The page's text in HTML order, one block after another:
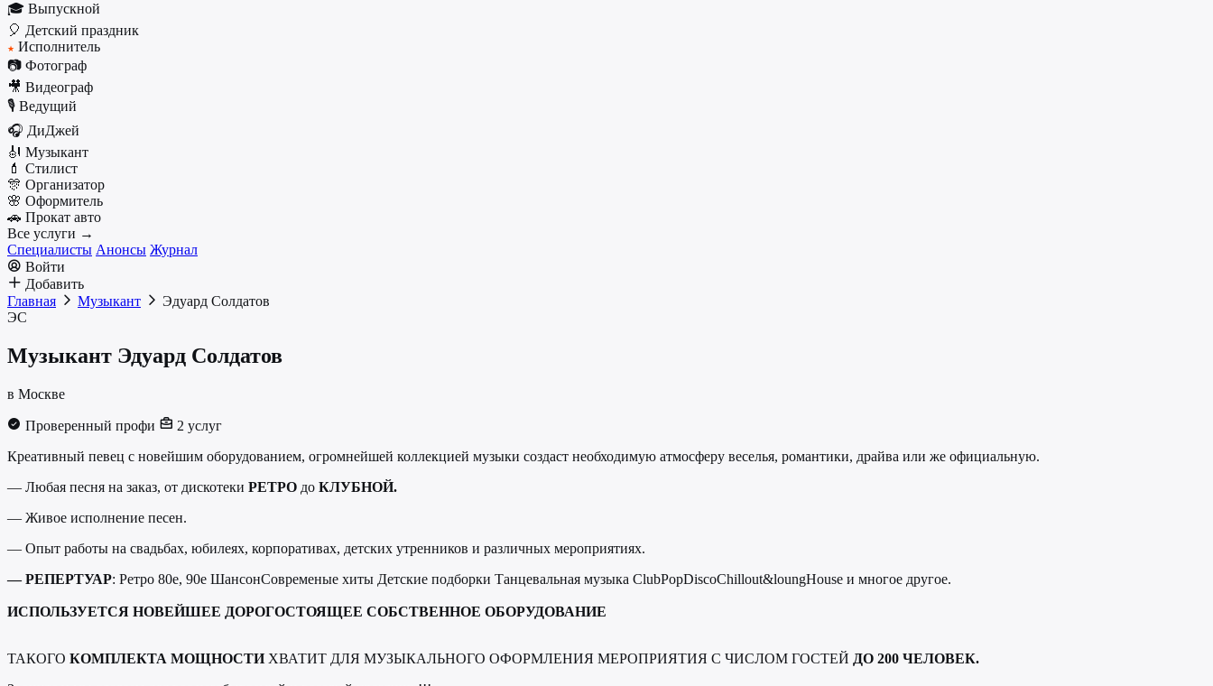
🎓 Выпускной
🎈 Детский праздник
★ Исполнитель
📷 Фотограф
🎥 Видеограф
🎙️ Ведущий
🎧 ДиДжей
🎻 Музыкант
💄 Стилист
🎊 Организатор
🌸 Оформитель
🚗 Прокат авто
Все услуги →
Специалисты Анонсы Журнал
Войти
Добавить
Главная
Музыкант
Эдуард Солдатов
ЭС
Музыкант Эдуард Солдатов
в Москве
Проверенный профи
2 услуг
Креативный певец с новейшим оборудованием, огромнейшей коллекцией музыки создаст необходимую атмосферу веселья, романтики, драйва или же официальную.
— Любая песня на заказ, от дискотеки РЕТРО до КЛУБНОЙ.
— Живое исполнение песен.
— Опыт работы на свадьбах, юбилеях, корпоративах, детских утренников и различных мероприятиях.
— РЕПЕРТУАР: Ретро 80е, 90е ШансонСовременые хиты Детские подборки Танцевальная музыка ClubРорDiscoChillout&loungHouse и многое другое.
ИСПОЛЬЗУЕТСЯ НОВЕЙШЕЕ ДОРОГОСТОЯЩЕЕ СОБСТВЕННОЕ ОБОРУДОВАНИЕ
ТАКОГО КОМПЛЕКТА МОЩНОСТИХВАТИТ ДЛЯ МУЗЫКАЛЬНОГО ОФОРМЛЕНИЯ МЕРОПРИЯТИЯ С ЧИСЛОМ ГОСТЕЙ ДО 200 ЧЕЛОВЕК.